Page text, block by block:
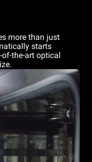
more than just
starts
the-art optical